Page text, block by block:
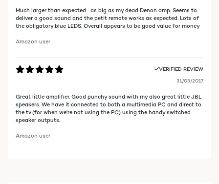
Much larger than expected- as big as my dead Denon amp. Seems to
deliver a good sound and the petit remote works as expected. Lots of
the obligatory blue LEDS. Overall appears to be good value for money
Amazon user
VERIFIED REVIEW
31/03/2017
Great little amplifier. Good punchy sound with my also great little JBL
speakers. We have it connected to both a multimedia PC and direct to
the tv (for when we're not using the PC) using the handy switched
speaker outputs.
Amazon user